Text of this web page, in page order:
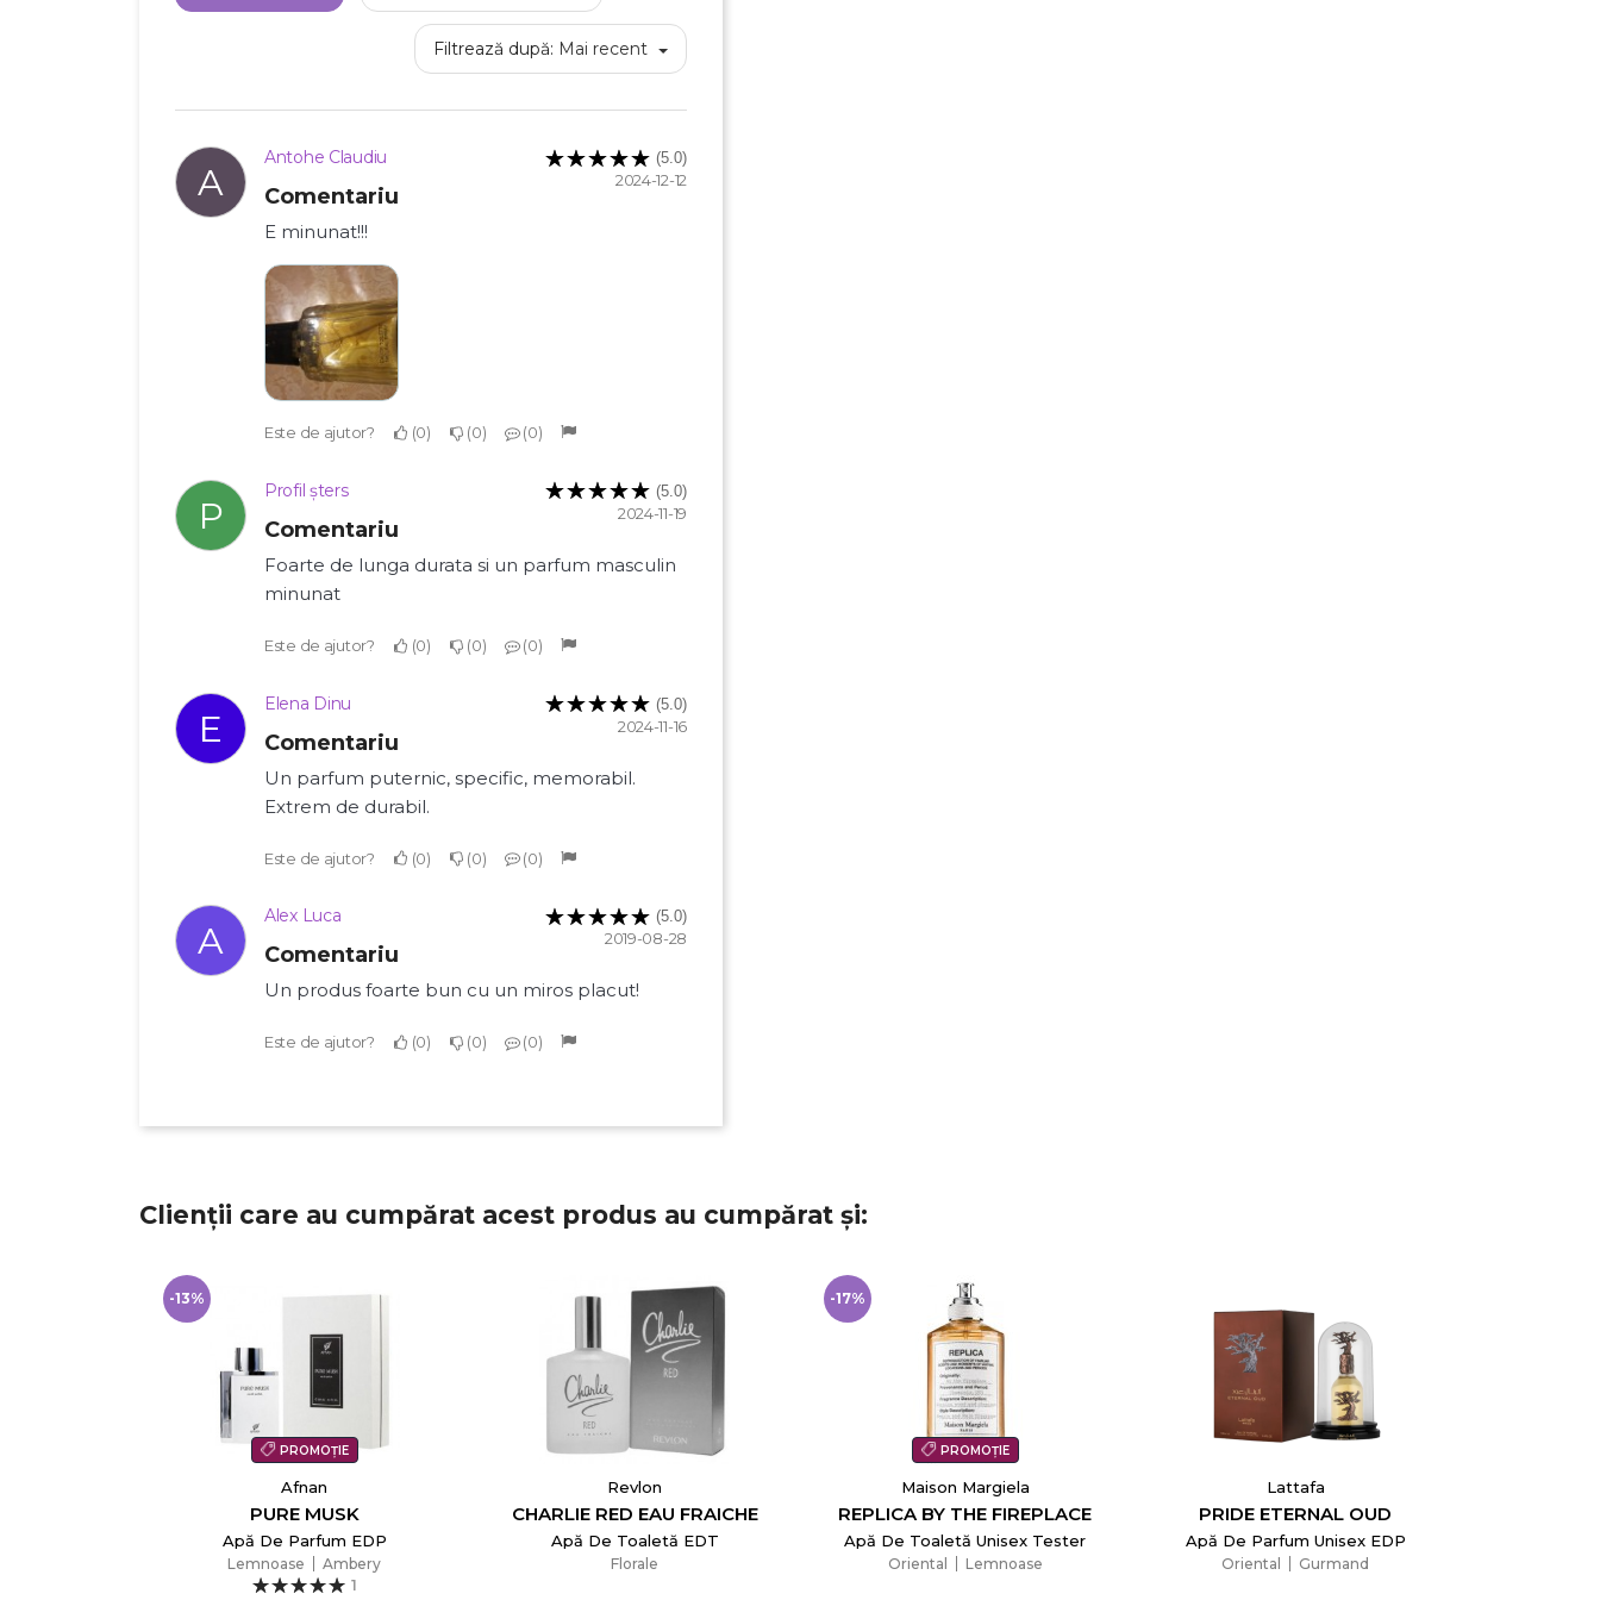
Filtrează după: Mai recent
A
Antohe Claudiu (5.0)
2024-12-12
Comentariu
E minunat!!!
Este de ajutor? 0 0 0
P
Profil șters (5.0)
2024-11-19
Comentariu
Foarte de lunga durata si un parfum masculin
minunat
Este de ajutor? 0 0 0
E
Elena Dinu (5.0)
2024-11-16
Comentariu
Un parfum puternic, specific, memorabil.
Extrem de durabil.
Este de ajutor? 0 0 0
A
Alex Luca (5.0)
2019-08-28
Comentariu
Un produs foarte bun cu un miros placut!
Este de ajutor? 0 0 0
Clienții care au cumpărat acest produs au cumpărat și:
PROMOȚIE
-13%
Afnan
PURE MUSK
Apă De Parfum EDP
Lemnoase
Ambery
1
Revlon
CHARLIE RED EAU FRAICHE
Apă De Toaletă EDT
Florale
PROMOȚIE
-17%
Maison Margiela
REPLICA BY THE FIREPLACE
Apă De Toaletă Unisex Tester
Oriental Lemnoase
Lattafa
PRIDE ETERNAL OUD
Apă De Parfum Unisex EDP
Oriental Gurmand